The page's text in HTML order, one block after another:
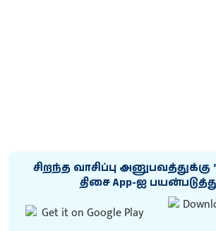
சிறந்த வாசிப்பு அனுபவத்துக்கு
திசை App-ஐ